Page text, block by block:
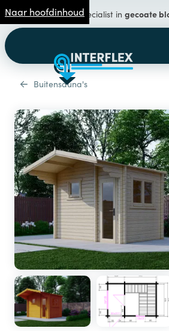
Naar hoofdinhoudSpecialist in gecoate
Buitensauna's